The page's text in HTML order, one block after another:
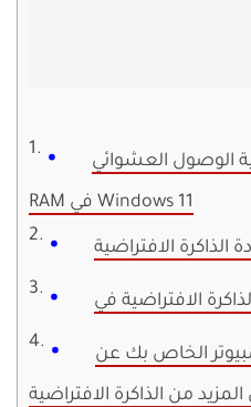
الوصول العشوائي
RAM في Windows 11
الذاكرة الافتراضية
الخاص بك عن
من الذاكرة الافتراضية